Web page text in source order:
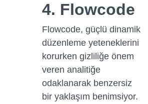
4. Flowcode
Flowcode, güçlü dinamik
düzenleme yeteneklerini
korurken gizliliğe önem
veren analitiğe
odaklanarak benzersiz
bir yaklaşım benimsiyor.